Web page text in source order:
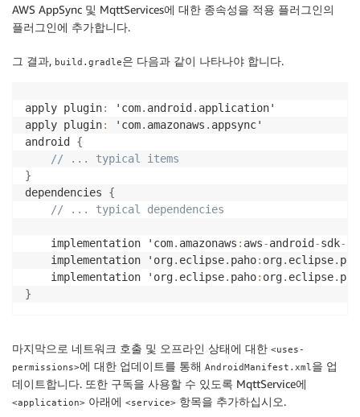
AWS AppSync 및 MqttServices에 대한 종속성을 적용 플러그인의
플러그인에 추가합니다.
그 결과, build.gradle은 다음과 같이 나타나야 합니다.
apply plugin: 'com. android . application'
apply plugin: 'com. amazonaws . appsync'
android {
// ... typical items
}
dependencies {
// ... typical dependencies
    implementation 'com
. amazonaws : aws-android -sdk-
    implementation 'org
. eclipse. paho: org. eclipse.
    implementation 'org
. eclipse. paho: org. eclipse.
}
마지막으로 네트워크 호출 및 오프라인 상태에 대한 <uses-
permissions>에 대한 업데이트를 통해 AndroidManifest.xml을 업
데이트합니다. 또한 구독을 사용할 수 있도록 MqttService에
<application> 아래에 <service> 항목을 추가하십시오.